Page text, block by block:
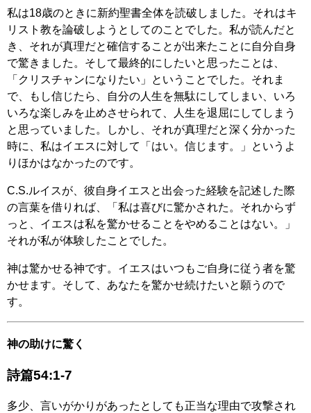
私は18歳のときに新約聖書全体を読破しました。それはキ
リスト教を論破しようとしてのことでした。私が読んだと
き、それが真理だと確信することが出来たことに自分自身
で驚きました。そして最終的にしたいと思ったことは、
「クリスチャンになりたい」ということでした。それま
で、もし信じたら、自分の人生を無駄にしてしまい、いろ
いろな楽しみを止めさせられて、人生を退屈にしてしまう
と思っていました。しかし、それが真理だと深く分かった
時に、私はイエスに対して「はい。信じます。」というよ
りほかはなかったのです。
C.S.ルイスが、彼自身イエスと出会った経験を記述した際
の言葉を借りれば、「私は喜びに驚かされた。それからず
っと、イエスは私を驚かせることをやめることはない。」
それが私が体験したことでした。
神は驚かせる神です。イエスはいつもご自身に従う者を驚
かせます。そして、あなたを驚かせ続けたいと願うので
す。
神の助けに驚く
詩篇54:1-7
多少、言いがかりがあったとしても正当な理由で攻撃され